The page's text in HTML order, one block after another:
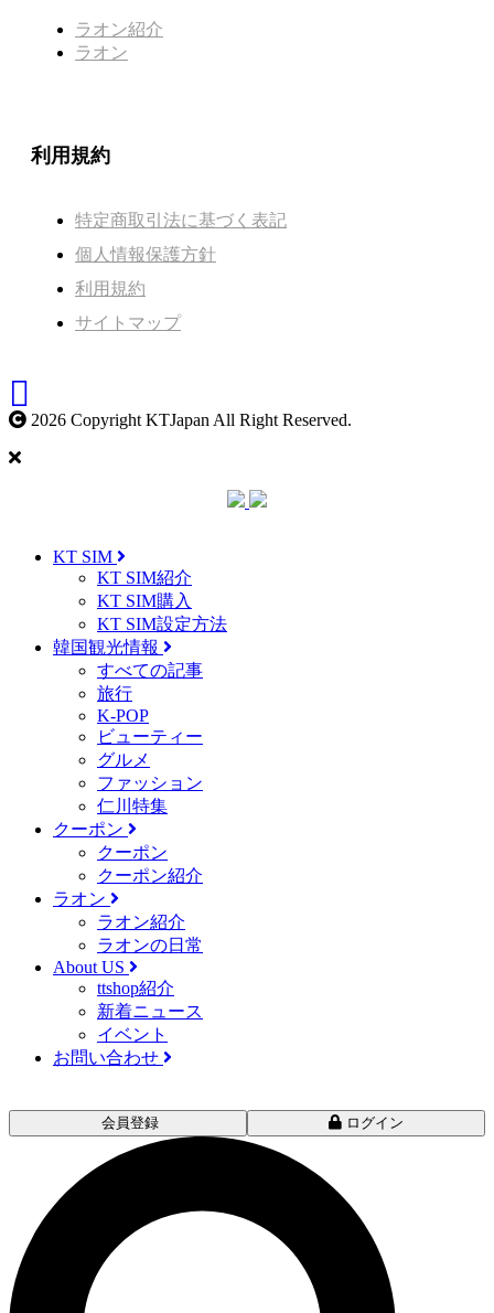
ラオン紹介
ラオン
利用規約
特定商取引法に基づく表記
個人情報保護方針
利用規約
サイトマップ
2026 Copyright KTJapan All Right Reserved.
KT SIM
KT SIM紹介
KT SIM購入
KT SIM設定方法
韓国観光情報
すべての記事
旅行
K-POP
ビューティー
グルメ
ファッション
仁川特集
クーポン
クーポン
クーポン紹介
ラオン
ラオン紹介
ラオンの日常
About US
ttshop紹介
新着ニュース
イベント
お問い合わせ
会員登録 ログイン